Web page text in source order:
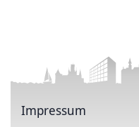
Impressum